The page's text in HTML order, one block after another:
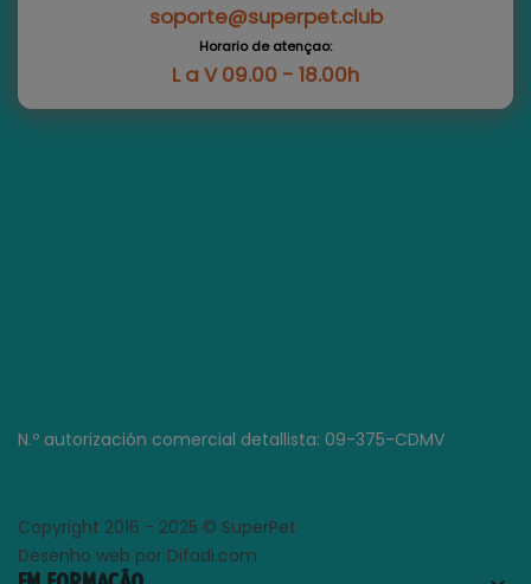
soporte@superpet.club
Horario de atençao:
L a V 09.00 - 18.00h
N.º autorización comercial detallista: 09-375-CDMV
Copyright 2016 - 2025 © SuperPet
Desenho web por Difadi.com